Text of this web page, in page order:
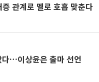
증 관계로 멜로 호흡 맞춘다
다…이상윤은 출마 선언